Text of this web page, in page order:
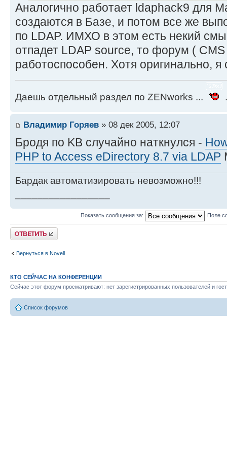
Аналогично работает ldaphack9 для
создаются в Базе, и потом все же
по LDAP. ИМХО в этом есть некий
отпадет LDAP source, то форум ( CMS
работоспособен. Хотя оригинально, я
Даешь отдельный раздел по ZENworks ...
Владимир Горяев » 08 дек 2005, 12:07
Бродя по KB случайно наткнулся -
PHP to Access eDirectory 8.7 via LDAP
Бардак автоматизировать невозможно!!!
Показать сообщения за: Поле
Ответить
Вернуться в Novell
КТО СЕЙЧАС НА КОНФЕРЕНЦИИ
Сейчас этот форум просматривают: нет зарегистрированных пользователей и
Список форумов